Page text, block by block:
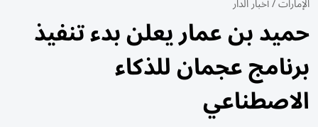
حميد بن عمار يعلن بدء تنفيذ
برنامج عجمان للذكاء
الاصطناعي